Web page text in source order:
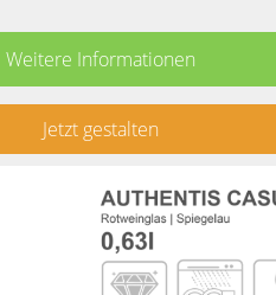
Weitere Informationen
Jetzt gestalten